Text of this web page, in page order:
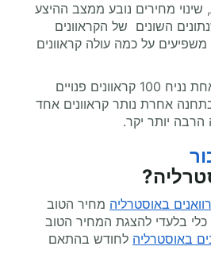
שינוי מחירים נובע ממצב ההיצע
השונים של הקראוונים
על כמה עולה קראוונים
למשל אם יש בתחנה אחת נניח 100 קראוונים פנויים
אחרת נותר קראוונים אחד
הרבה יותר יקר.
?
באוסטרליה מחיר הטוב
בלעדי להצגת המחיר הטוב
באוסטרליה לחודש בהתאם